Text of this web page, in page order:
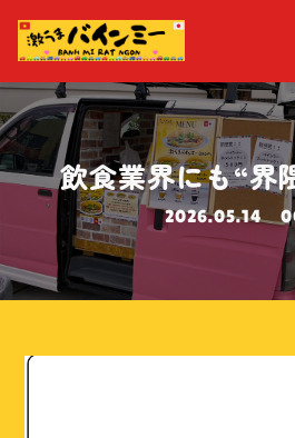
飲食業界にも“界
2026.05.14